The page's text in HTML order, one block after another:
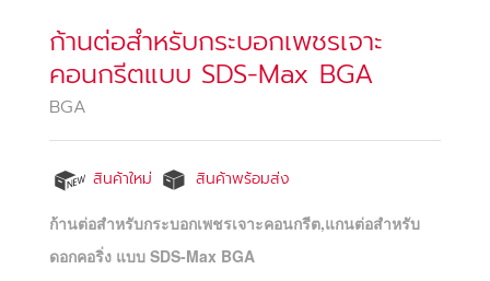
ก้านต่อสำหรับกระบอกเพชรเจาะ
คอนกรีตแบบ SDS-Max BGA
BGA
สินค้าใหม่ สินค้าพร้อมส่ง
ก้านต่อสำหรับกระบอกเพชรเจาะคอนกรีต,แกนต่อสำหรับ
ดอกคอริ่ง แบบ SDS-Max BGA